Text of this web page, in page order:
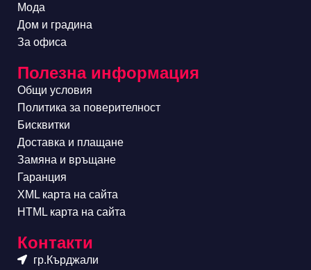
Мода
Дом и градина
За офиса
Полезна информация
Общи условия
Политика за поверителност
Бисквитки
Доставка и плащане
Замяна и връщане
Гаранция
XML карта на сайта
HTML карта на сайта
Контакти
гр.Кърджали